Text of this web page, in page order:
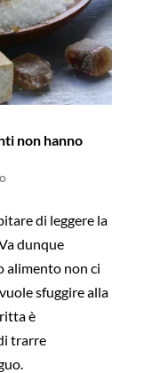
non hanno
di leggere la
dunque
alimento non ci
sfuggire alla
è
trarre